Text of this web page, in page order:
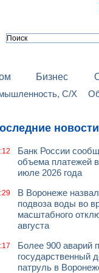
Бизнес
С/Х
новости
Банк России
объема платежей
июле 2026 года
В Воронеже
подвоза воды во
масштабного
августа
Более 900 аварий
государственный
патруль в